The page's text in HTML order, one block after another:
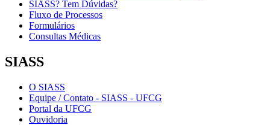
SIASS? Tem Dúvidas?
Fluxo de Processos
Formulários
Consultas Médicas
SIASS
O SIASS
Equipe / Contato - SIASS - UFCG
Portal da UFCG
Ouvidoria